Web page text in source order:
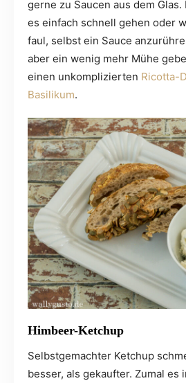
gerne zu Saucen aus dem
es einfach schnell gehen oder
faul, selbst ein Sauce
aber ein wenig mehr Mühe
einen unkomplizierten Ricotta-
Basilikum.
Himbeer-Ketchup
Selbstgemachter Ketchup
besser, als gekaufter. Zumal es